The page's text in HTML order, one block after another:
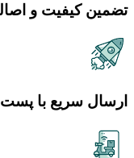
تضمین کیفیت و
ارسال سریع با پست